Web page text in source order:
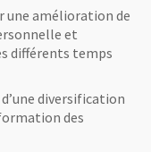
une amélioration de
et
différents temps
diversification
des